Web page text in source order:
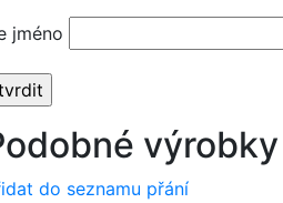
jméno
výrobky
do seznamu přání